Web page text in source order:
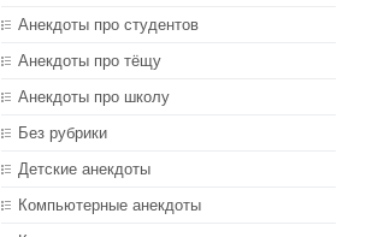
Анекдоты про студентов
Анекдоты про тёщу
Анекдоты про школу
Без рубрики
Детские анекдоты
Компьютерные анекдоты